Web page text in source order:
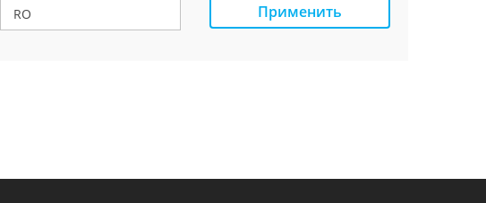
Применить